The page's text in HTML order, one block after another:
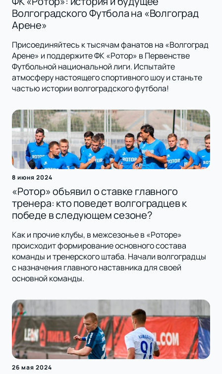
Волгоградского Футбола на «Волгоград
Арене»
Присоединяйтесь к тысячам фанатов на «Волгоград
Арене» и поддержите ФК «Ротор» в Первенстве
Футбольной национальной лиги. Испытайте
атмосферу настоящего спортивного шоу и станьте
частью истории волгоградского футбола!
8 июня 2024
«Ротор» объявил о ставке главного
тренера: кто поведет волгоградцев к
победе в следующем сезоне?
Как и прочие клубы, в межсезонье в «Роторе»
происходит формирование основного состава
команды и тренерского штаба. Начали волгоградцы
с назначения главного наставника для своей
основной команды.
26 мая 2024